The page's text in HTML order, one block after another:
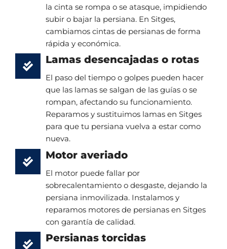
la cinta se rompa o se atasque, impidiendo
subir o bajar la persiana. En Sitges,
cambiamos cintas de persianas de forma
rápida y económica.
Lamas desencajadas o rotas
El paso del tiempo o golpes pueden hacer
que las lamas se salgan de las guías o se
rompan, afectando su funcionamiento.
Reparamos y sustituimos lamas en Sitges
para que tu persiana vuelva a estar como
nueva.
Motor averiado
El motor puede fallar por
sobrecalentamiento o desgaste, dejando la
persiana inmovilizada. Instalamos y
reparamos motores de persianas en Sitges
con garantía de calidad.
Persianas torcidas